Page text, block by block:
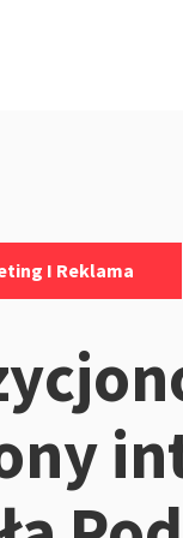
I Reklama